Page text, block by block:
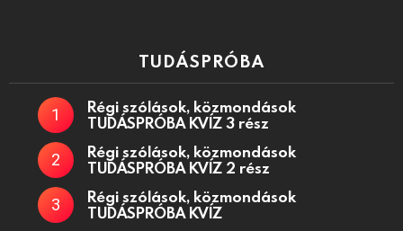
TUDÁSPRÓBA
Régi szólások, közmondások
TUDÁSPRÓBA KVÍZ 3 rész
Régi szólások, közmondások
TUDÁSPRÓBA KVÍZ 2 rész
Régi szólások, közmondások
TUDÁSPRÓBA KVÍZ